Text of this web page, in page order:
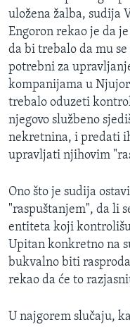
uložena žalba, sudija
Engoron rekao je da
da bi trebalo da mu
potrebni za
kompanijama u
trebalo oduzeti
njegovo službeno
nekretnina, i predati
upravljati njihovim
Ono što je sudija
"raspuštanjem", da li
entiteta koji
Upitan konkretno na
bukvalno biti
rekao da će to
U najgorem slučaju,